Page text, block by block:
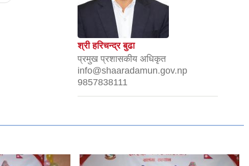
श्री हरिचन्द्र बुढा
प्रमुख प्रशासकीय अधिकृत
info@shaaradamun.gov.np
9857838111